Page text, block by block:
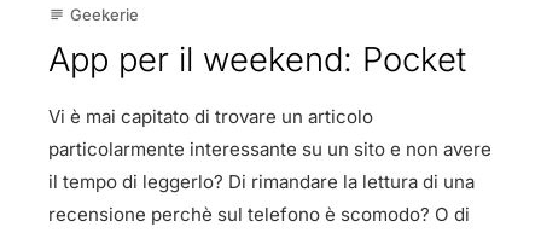
subject Geekerie
App per il weekend: Pocket
Vi è mai capitato di trovare un articolo
particolarmente interessante su un sito e non avere
il tempo di leggerlo? Di rimandare la lettura di una
recensione perchè sul telefono è scomodo? O di